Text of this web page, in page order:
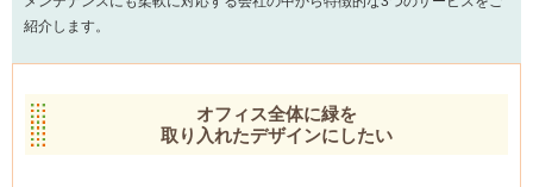
紹介します。
オフィス全体に緑を
取り入れたデザインにしたい